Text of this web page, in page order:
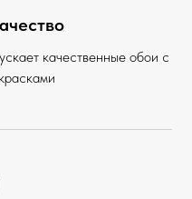
качественные обои с